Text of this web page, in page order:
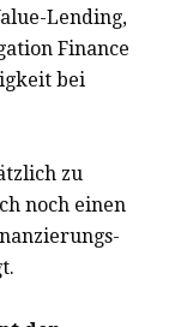
Lending,
Finance
bei
zu
noch einen